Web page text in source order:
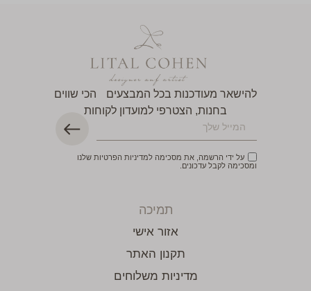
להישאר מעודכנות בכל המבצעים הכי שווים
בחנות, הצטרפי למועדון לקוחות
על ידי הרשמה, את מסכימה למדיניות הפרטיות שלנו
ומסכימה לקבל עדכונים.
תמיכה
אזור אישי
תקנון האתר
מדיניות משלוחים